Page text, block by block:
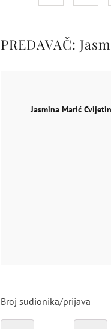
PREDAVAČ:
Jasmina Marić
Broj sudionika/prijava